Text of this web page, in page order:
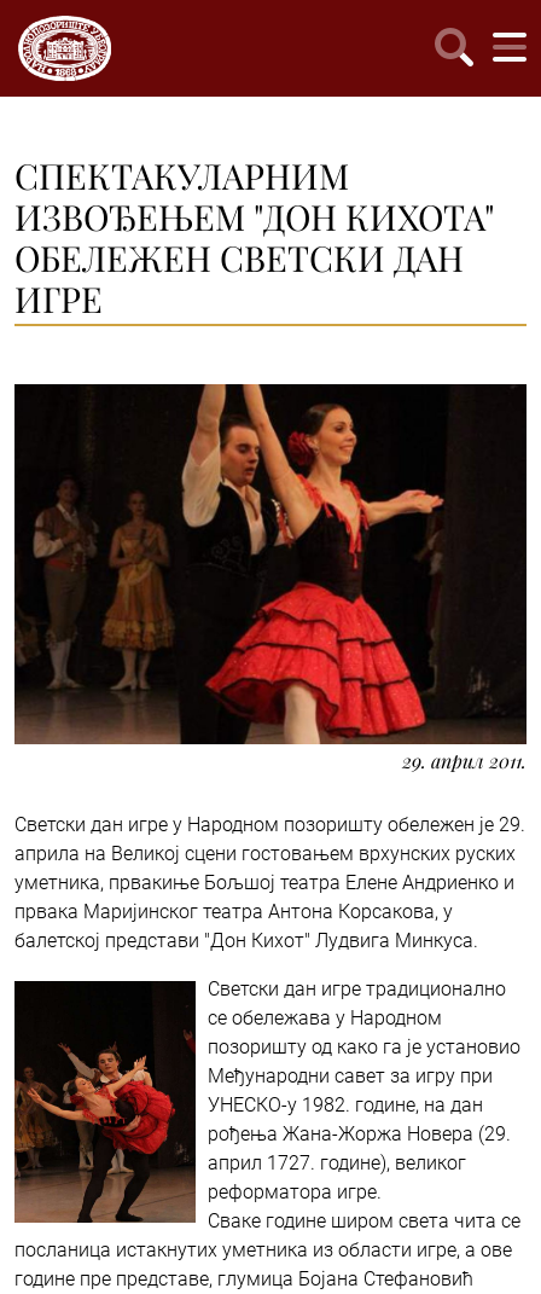
СПЕКТАКУЛАРНИМ
ИЗВОЂЕЊЕМ "ДОН КИХОТА"
ОБЕЛЕЖЕН СВЕТСКИ ДАН
ИГРЕ
29. април 2011.
Светски дан игре у Народном позоришту обележен је 29.
априла на Великој сцени гостовањем врхунских руских
уметника, првакиње Бољшој театра Елене Андриенко и
првака Маријинског театра Антона Корсакова, у
балетској представи "Дон Кихот" Лудвига Минкуса.
Светски дан игре традиционално
се обележава у Народном
позоришту од како га је установио
Међународни савет за игру при
УНЕСКО-у 1982. године, на дан
рођења Жана-Жоржа Новера (29.
април 1727. године), великог
реформатора игре.
Сваке године широм света чита се
посланица истакнутих уметника из области игре, а ове
године пре представе, глумица Бојана Стефановић